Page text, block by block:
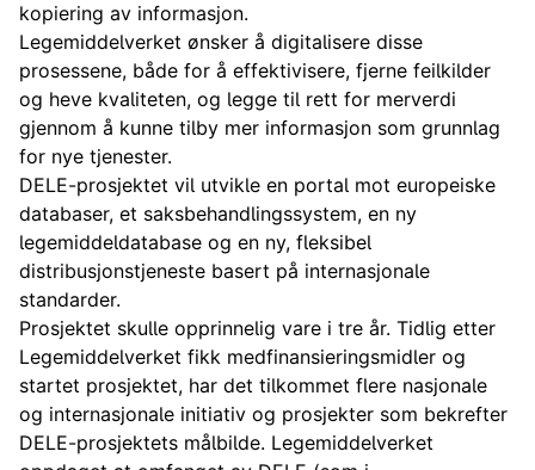
kopiering av informasjon.
Legemiddelverket ønsker å digitalisere disse
prosessene, både for å effektivisere, fjerne feilkilder
og heve kvaliteten, og legge til rett for merverdi
gjennom å kunne tilby mer informasjon som grunnlag
for nye tjenester.
DELE-prosjektet vil utvikle en portal mot europeiske
databaser, et saksbehandlingssystem, en ny
legemiddeldatabase og en ny, fleksibel
distribusjonstjeneste basert på internasjonale
standarder.
Prosjektet skulle opprinnelig vare i tre år. Tidlig etter
Legemiddelverket fikk medfinansieringsmidler og
startet prosjektet, har det tilkommet flere nasjonale
og internasjonale initiativ og prosjekter som bekrefter
DELE-prosjektets målbilde. Legemiddelverket